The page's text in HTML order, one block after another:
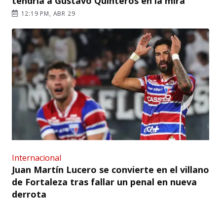
12:19 PM, ABR 29
Internacional
Juan Martín Lucero se convierte en el villano
de Fortaleza tras fallar un penal en nueva
derrota